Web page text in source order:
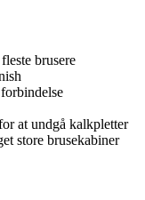
brusere
at undgå kalkpletter
store brusekabiner